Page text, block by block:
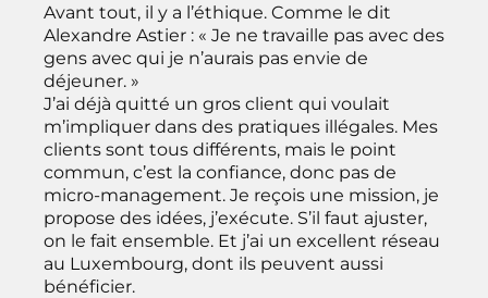
Avant tout, il y a l’éthique. Comme le dit
Alexandre Astier : « Je ne travaille pas avec des
gens avec qui je n’aurais pas envie de
déjeuner. »
J’ai déjà quitté un gros client qui voulait
m’impliquer dans des pratiques illégales. Mes
clients sont tous différents, mais le point
commun, c’est la confiance, donc pas de
micro-management. Je reçois une mission, je
propose des idées, j’exécute. S’il faut ajuster,
on le fait ensemble. Et j’ai un excellent réseau
au Luxembourg, dont ils peuvent aussi
bénéficier.